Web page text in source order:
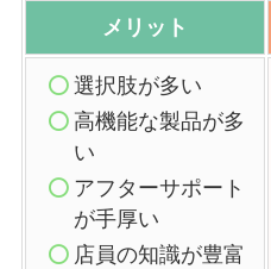
メリット
選択肢が多い
高機能な製品が多
い
アフターサポート
が手厚い
店員の知識が豊富